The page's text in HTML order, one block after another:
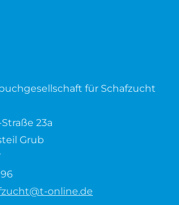
für Schafzucht
23a
Grub
online.de